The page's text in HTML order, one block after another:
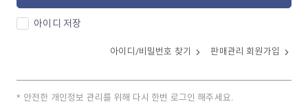
아이디 저장
아이디/비밀번호 찾기 판매관리 회원가입
안전한 개인정보 관리를 위해 다시 한번 로그인 해주세요.